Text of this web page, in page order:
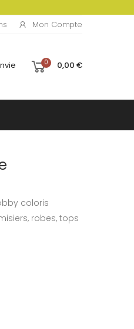
Mon Compte
0 0,00 €
coloris
robes, tops